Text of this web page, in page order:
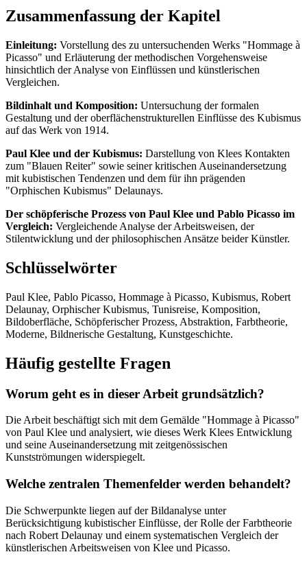
Zusammenfassung der Kapitel
Einleitung: Vorstellung des zu untersuchenden Werks "Hommage à
Picasso" und Erläuterung der methodischen Vorgehensweise
hinsichtlich der Analyse von Einflüssen und künstlerischen
Vergleichen.
Bildinhalt und Komposition: Untersuchung der formalen
Gestaltung und der oberflächenstrukturellen Einflüsse des Kubismus
auf das Werk von 1914.
Paul Klee und der Kubismus: Darstellung von Klees Kontakten
zum "Blauen Reiter" sowie seiner kritischen Auseinandersetzung
mit kubistischen Tendenzen und dem für ihn prägenden
"Orphischen Kubismus" Delaunays.
Der schöpferische Prozess von Paul Klee und Pablo Picasso im
Vergleich: Vergleichende Analyse der Arbeitsweisen, der
Stilentwicklung und der philosophischen Ansätze beider Künstler.
Schlüsselwörter
Paul Klee, Pablo Picasso, Hommage à Picasso, Kubismus, Robert
Delaunay, Orphischer Kubismus, Tunisreise, Komposition,
Bildoberfläche, Schöpferischer Prozess, Abstraktion, Farbtheorie,
Moderne, Bildnerische Gestaltung, Kunstgeschichte.
Häufig gestellte Fragen
Worum geht es in dieser Arbeit grundsätzlich?
Die Arbeit beschäftigt sich mit dem Gemälde "Hommage à Picasso"
von Paul Klee und analysiert, wie dieses Werk Klees Entwicklung
und seine Auseinandersetzung mit zeitgenössischen
Kunstströmungen widerspiegelt.
Welche zentralen Themenfelder werden behandelt?
Die Schwerpunkte liegen auf der Bildanalyse unter
Berücksichtigung kubistischer Einflüsse, der Rolle der Farbtheorie
nach Robert Delaunay und einem systematischen Vergleich der
künstlerischen Arbeitsweisen von Klee und Picasso.